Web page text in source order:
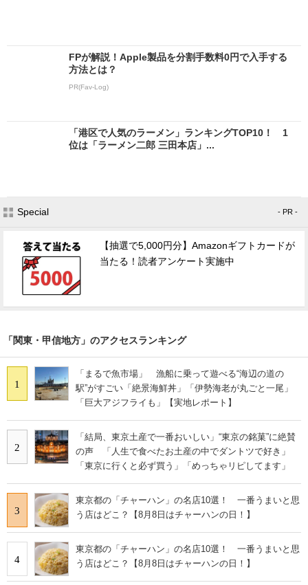
FPが解説！Apple製品を分割手数料0円で入手する
方法とは？
PR(Fav-Log)
「港区で人気のラーメン」ランキングTOP10！ 1
位は「ラーメン二郎 三田本店」...
Special - PR -
【抽選で5,000円分】Amazonギフトカードが
当たる！読者アンケート実施中
「関東・甲信地方」のアクセスランキング
1
「まるで魚市場」 漁船に乗って遊べる“海辺の道の
駅”がすごい「絶景海鮮丼」「伊勢海老が丸ごと一尾」
「巨大アジフライも」【実地レポート】
2
「結局、東京土産で一番おいしい」“東京の銘菓”に絶賛
の声 「人生で食べたお土産の中でダントツで好き」
「東京に行くと必ず買う」「めっちゃリピしてます」
3
東京都の「チャーハン」の名店10選！ 一番うまいと思
う店はどこ？【8月8日はチャーハンの日！】
4
東京都の「チャーハン」の名店10選！ 一番うまいと思
う店はどこ？【8月8日はチャーハンの日！】